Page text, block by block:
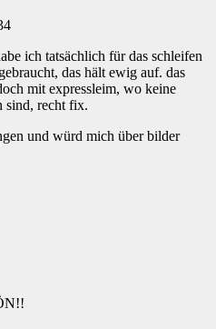
ich tatsächlich für das schleifen
das hält ewig auf. das
mit expressleim, wo keine
sind, recht fix.
und würd mich über bilder